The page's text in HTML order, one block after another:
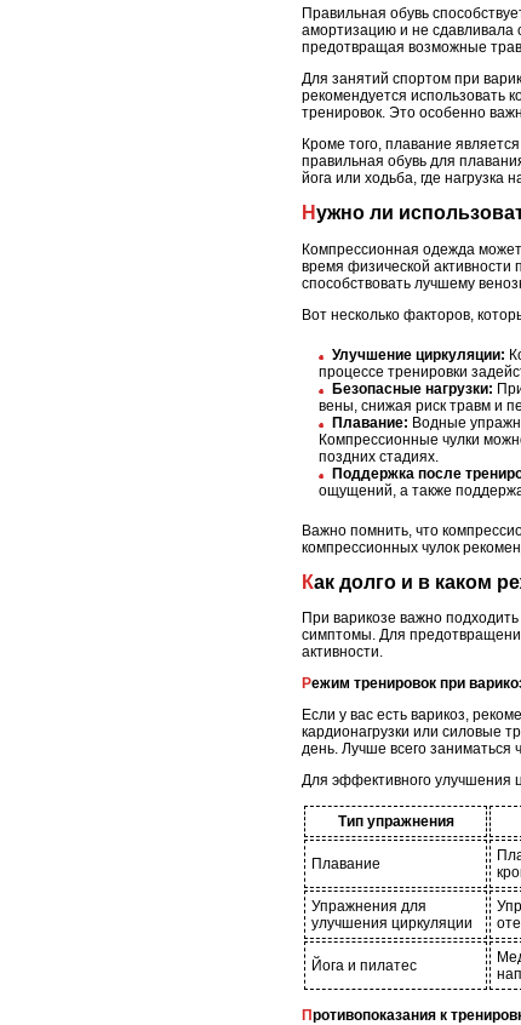
Правильная обувь
амортизацию и не сдавливала
предотвращая возможные
Для занятий спортом при
рекомендуется использовать
тренировок. Это особенно
Кроме того, плавание
правильная обувь для
йога или ходьба, где
Нужно ли
Компрессионная одежда
время физической активности
способствовать лучшему
Вот несколько факторов,
Улучшение циркуляции:
процессе тренировки
Безопасные нагрузки:
вены, снижая риск травм и
Плавание: Водные
Компрессионные чулки
поздних стадиях.
Поддержка после
ощущений, а также
Важно помнить, что
компрессионных чулок
Как долго и в каком
При варикозе важно
симптомы. Для
активности.
Режим тренировок при
Если у вас есть варикоз,
кардионагрузки или силовые
день. Лучше всего заниматься
Для эффективного улучшения
Тип упражнения
Плавание
Упражнения для
улучшения циркуляции
Йога и пилатес
Противопоказания к